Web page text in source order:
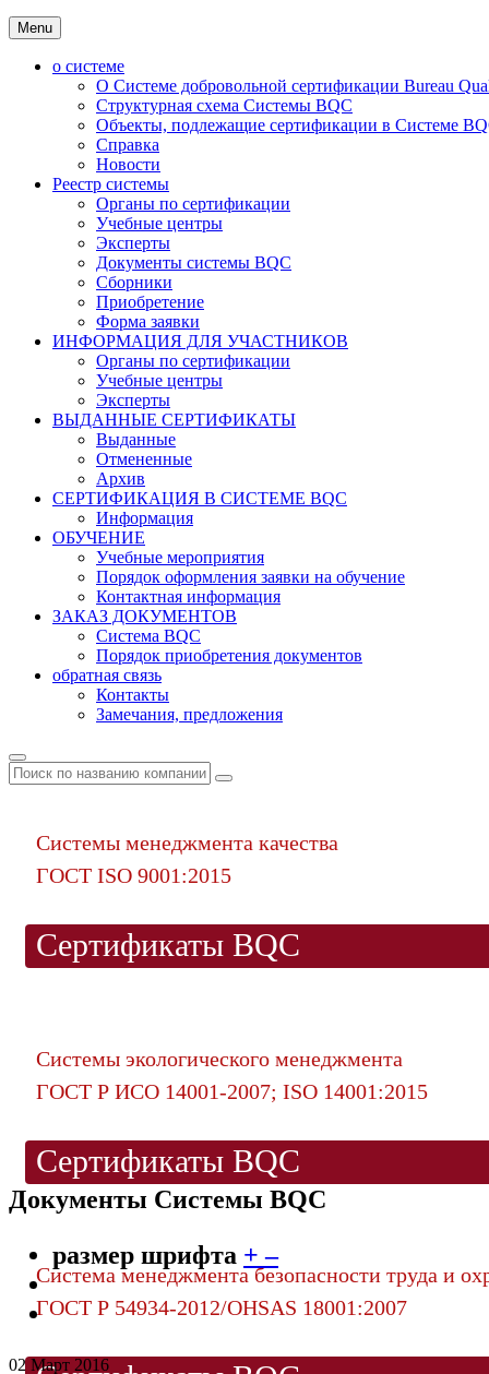
Menu
о системе
О Системе добровольной сертификации Bureau
Структурная схема Системы BQC
Объекты, подлежащие сертификации в Системе
Справка
Новости
Реестр системы
Органы по сертификации
Учебные центры
Эксперты
Документы системы BQC
Сборники
Приобретение
Форма заявки
ИНФОРМАЦИЯ ДЛЯ УЧАСТНИКОВ
Органы по сертификации
Учебные центры
Эксперты
ВЫДАННЫЕ СЕРТИФИКАТЫ
Выданные
Отмененные
Архив
СЕРТИФИКАЦИЯ В СИСТЕМЕ BQC
Информация
ОБУЧЕНИЕ
Учебные мероприятия
Порядок оформления заявки на обучение
Контактная информация
ЗАКАЗ ДОКУМЕНТОВ
Система BQC
Порядок приобретения документов
обратная связь
Контакты
Замечания, предложения
Системы менеджмента качества
ГОСТ ISO 9001:2015
Сертификаты BQC
Системы экологического менеджмента
ГОСТ Р ИСО 14001-2007; ISO 14001:2015
Сертификаты BQC
Система менеджмента безопасности труда и
ГОСТ Р 54934-2012/OHSAS 18001:2007
Документы Системы BQC
размер шрифта +–
02 Март 2016